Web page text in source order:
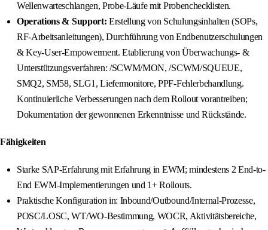
Wellenwarteschlangen, Probe-Läufe mit Probenchecklisten.
Operations & Support: Erstellung von Schulungsinhalten (SOPs,
RF-Arbeitsanleitungen), Durchführung von Endbenutzerschulungen
& Key-User-Empowerment. Etablierung von Überwachungs- &
Unterstützungsverfahren: /SCWM/MON, /SCWM/SQUEUE,
SMQ2, SM58, SLG1, Liefermonitore, PPF-Fehlerbehandlung.
Kontinuierliche Verbesserungen nach dem Rollout vorantreiben;
Dokumentation der gewonnenen Erkenntnisse und Rückstände.
Fähigkeiten
Starke SAP-Erfahrung mit Erfahrung in EWM; mindestens 2 End-to-
End EWM-Implementierungen und 1+ Rollouts.
Praktische Konfiguration in: Inbound/Outbound/Internal-Prozesse,
POSC/LOSC, WT/WO-Bestimmung, WOCR, Aktivitätsbereiche,